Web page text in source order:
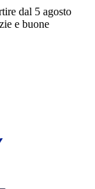
dal 5 agosto
e buone